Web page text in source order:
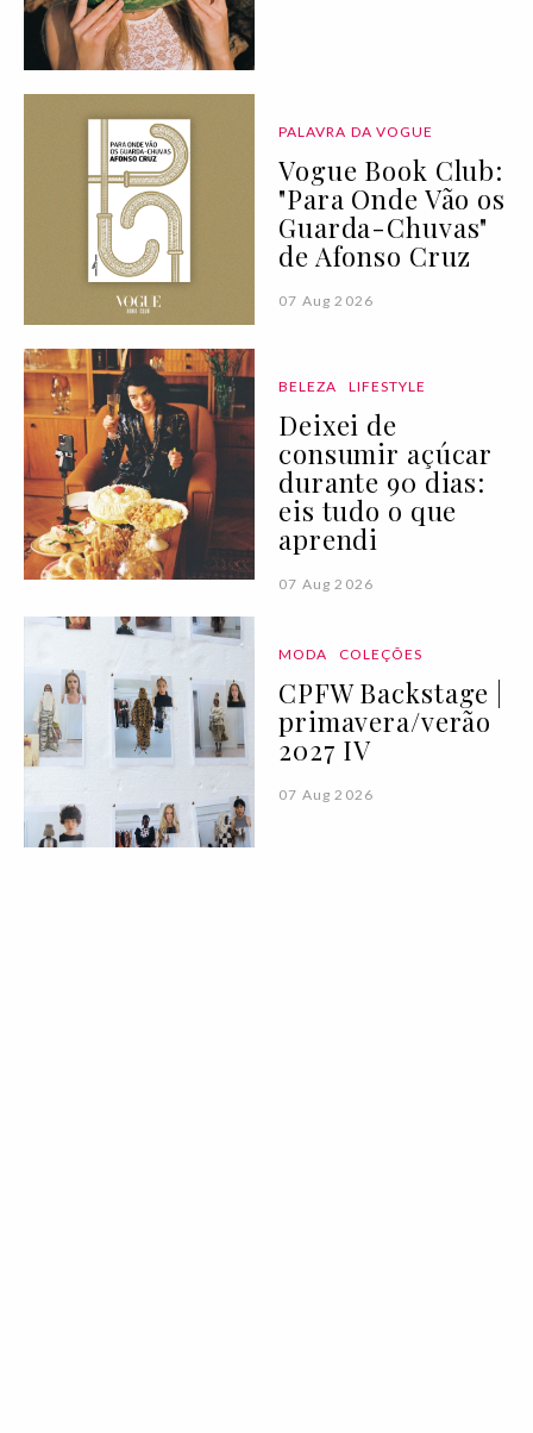
PALAVRA DA VOGUE
Vogue Book Club:
"Para Onde Vão os
Guarda-Chuvas"
de Afonso Cruz
07 Aug 2026
BELEZA LIFESTYLE
Deixei de
consumir açúcar
durante 90 dias:
eis tudo o que
aprendi
07 Aug 2026
MODA COLEÇÕES
CPFW Backstage |
primavera/verão
2027 IV
07 Aug 2026